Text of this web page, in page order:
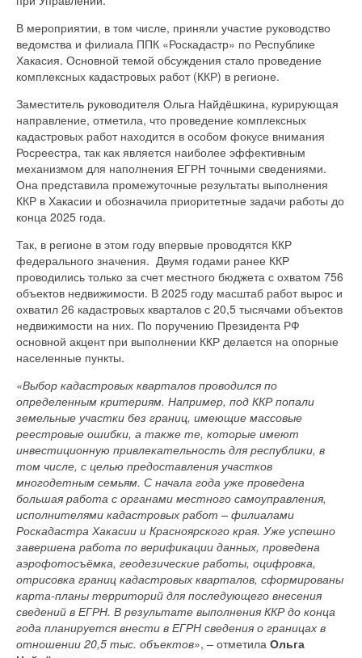
В мероприятии, в том числе, приняли участие руководство
ведомства и филиала ППК «Роскадастр» по Республике
Хакасия. Основной темой обсуждения стало проведение
комплексных кадастровых работ (ККР) в регионе.
Заместитель руководителя Ольга Найдёшкина, курирующая
направление, отметила, что проведение комплексных
кадастровых работ находится в особом фокусе внимания
Росреестра, так как является наиболее эффективным
механизмом для наполнения ЕГРН точными сведениями.
Она представила промежуточные результаты выполнения
ККР в Хакасии и обозначила приоритетные задачи работы до
конца 2025 года.
Так, в регионе в этом году впервые проводятся ККР
федерального значения. Двумя годами ранее ККР
проводились только за счет местного бюджета с охватом 756
объектов недвижимости. В 2025 году масштаб работ вырос и
охватил 26 кадастровых кварталов с 20,5 тысячами объектов
недвижимости на них. По поручению Президента РФ
основной акцент при выполнении ККР делается на опорные
населенные пункты.
«Выбор кадастровых кварталов проводился по
определенным критериям. Например, под ККР попали
земельные участки без границ, имеющие массовые
реестровые ошибки, а также те, которые имеют
инвестиционную привлекательность для республики, в
том числе, с целью предоставления участков
многодетным семьям. С начала года уже проведена
большая работа с органами местного самоуправления,
исполнителями кадастровых работ – филиалами
Роскадастра Хакасии и Красноярского края. Уже успешно
завершена работа по верификации данных, проведена
аэрофотосъёмка, геодезические работы, оцифровка,
отрисовка границ кадастровых кварталов, сформированы
карта-планы территорий для последующего внесения
сведений в ЕГРН. В результате выполнения ККР до конца
года планируется внести в ЕГРН сведения о границах в
отношении 20,5 тыс. объектов», – отметила Ольга